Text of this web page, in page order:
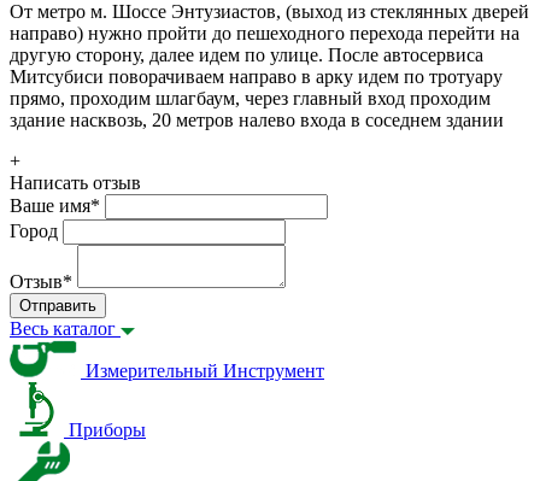
От метро м. Шоссе Энтузиастов, (выход из стеклянных дверей
направо) нужно пройти до пешеходного перехода перейти на
другую сторону, далее идем по улице. После автосервиса
Митсубиси поворачиваем направо в арку идем по тротуару
прямо, проходим шлагбаум, через главный вход проходим
здание насквозь, 20 метров налево входа в соседнем здании
+
Написать отзыв
Ваше имя*
Город
Отзыв*
Отправить
Весь каталог
Измерительный Инструмент
Приборы